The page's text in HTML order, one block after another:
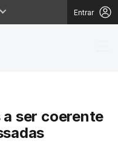
Entrar
a ser coerente